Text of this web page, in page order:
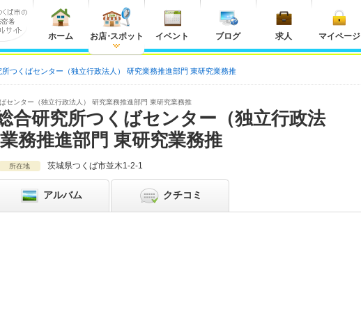
ホーム お店・スポット イベント ブログ 求人 マイページ
所つくばセンター（独立行政法人） 研究業務推進部門 東研究業務推
センター（独立行政法人） 研究業務推進部門 東研究業務推
合研究所つくばセンター（独立行政法
務推進部門 東研究業務推
所在地 茨城県つくば市並木1-2-1
アルバム クチコミ